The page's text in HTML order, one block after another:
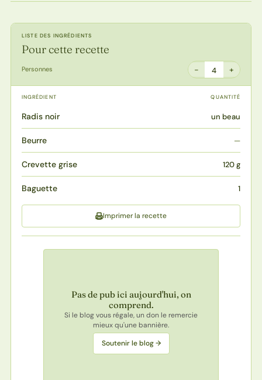
LISTE DES INGRÉDIENTS
Pour cette recette
Personnes − 4 +
INGRÉDIENT QUANTITÉ
Radis noir un beau
Beurre —
Crevette grise 120 g
Baguette 1
Imprimer la recette
Pas de pub ici aujourd'hui, on
comprend.
Si le blog vous régale, un don le remercie
mieux qu'une bannière.
Soutenir le blog →